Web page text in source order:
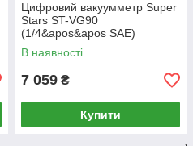
Цифровий вакуумметр Super
Stars ST-VG90
(1/4&apos&apos SAE)
В наявності
7 059 ₴
Купити